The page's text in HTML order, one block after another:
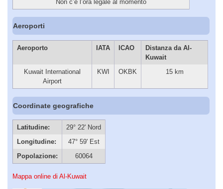
Non c’è l’ora legale al momento
Aeroporti
Aeroporto IATA ICAO
Distanza da Al-
Kuwait
Kuwait International
Airport
KWI OKBK 15 km
Coordinate geografiche
Latitudine:
29° 22' Nord
Longitudine:
47° 59' Est
Popolazione:
60064
Mappa online di Al-Kuwait